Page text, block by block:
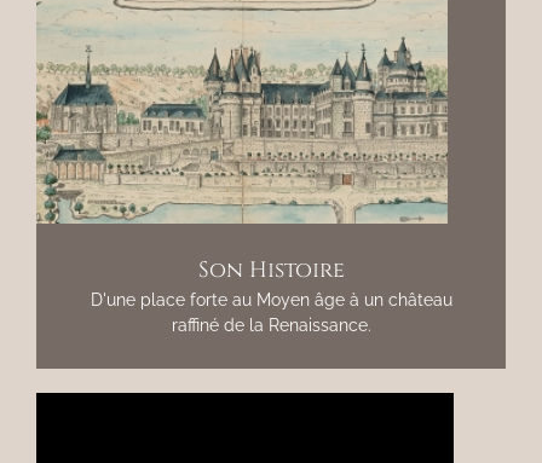
Son Histoire
D'une place forte au Moyen âge à un château
raffiné de la Renaissance.